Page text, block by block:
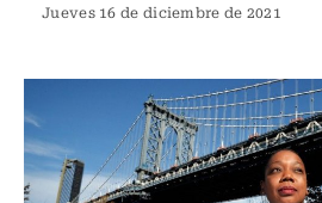
Jueves 16 de diciembre de 2021